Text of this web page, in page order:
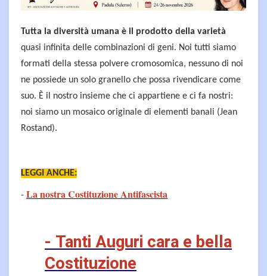
Tutta la diversità umana è il prodotto della varietà
quasi infinita delle combinazioni di geni. Noi tutti siamo
formati della stessa polvere cromosomica, nessuno di noi
ne possiede un solo granello che possa rivendicare come
suo. È il nostro insieme che ci appartiene e ci fa nostri:
noi siamo un mosaico originale di elementi banali (Jean
Rostand).
LEGGI ANCHE:
- La nostra Costituzione Antifascista
- Tanti Auguri cara e bella
Costituzione